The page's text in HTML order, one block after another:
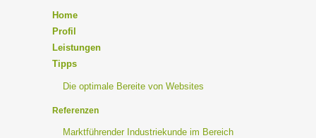
Home
Profil
Leistungen
Tipps
Die optimale Bereite von Websites
Referenzen
Marktführender Industriekunde im Bereich